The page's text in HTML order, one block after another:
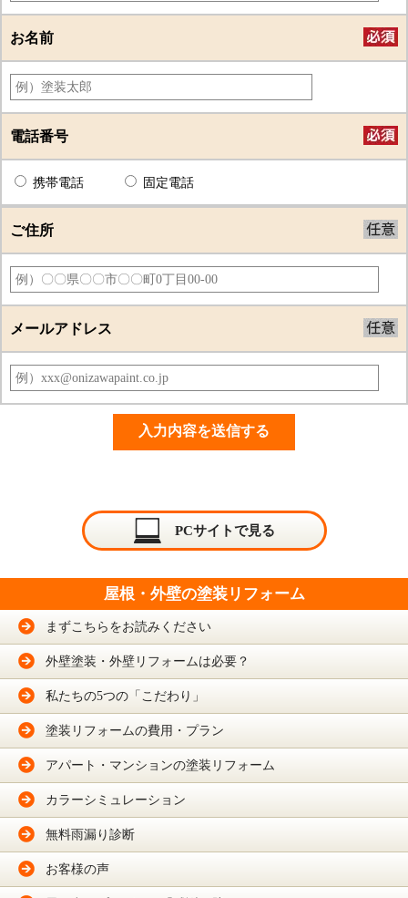
お名前
電話番号
携帯電話 固定電話
ご住所
メールアドレス
PCサイトで見る
屋根・外壁の塗装リフォーム
まずこちらをお読みください
外壁塗装・外壁リフォームは必要？
私たちの5つの「こだわり」
塗装リフォームの費用・プラン
アパート・マンションの塗装リフォーム
カラーシミュレーション
無料雨漏り診断
お客様の声